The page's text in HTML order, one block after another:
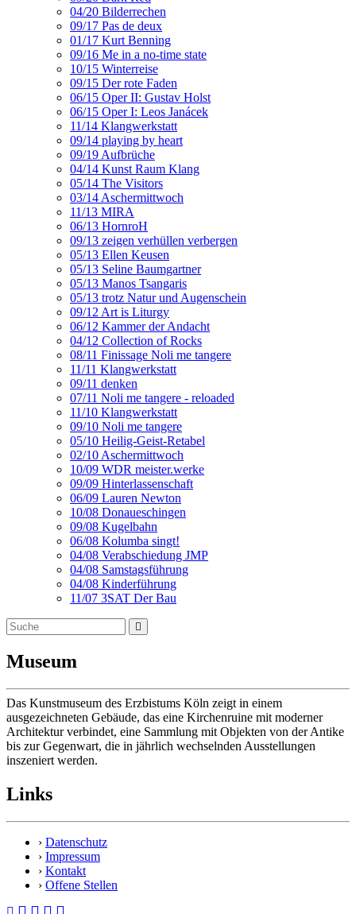
04/20 Bilderrechen
09/17 Pas de deux
01/17 Kurt Benning
09/16 Me in a no-time state
10/15 Winterreise
09/15 Der rote Faden
06/15 Oper II: Gustav Holst
06/15 Oper I: Leos Janácek
11/14 Klangwerkstatt
09/14 playing by heart
09/19 Aufbrüche
04/14 Kunst Raum Klang
05/14 The Visitors
03/14 Aschermittwoch
11/13 MIRA
06/13 HornroH
09/13 zeigen verhüllen verbergen
05/13 Ellen Keusen
05/13 Seline Baumgartner
05/13 Manos Tsangaris
05/13 trotz Natur und Augenschein
09/12 Art is Liturgy
06/12 Kammer der Andacht
04/12 Collection of Rocks
08/11 Finissage Noli me tangere
11/11 Klangwerkstatt
09/11 denken
07/11 Noli me tangere - reloaded
11/10 Klangwerkstatt
09/10 Noli me tangere
05/10 Heilig-Geist-Retabel
02/10 Aschermittwoch
10/09 WDR meister.werke
09/09 Hinterlassenschaft
06/09 Lauren Newton
10/08 Donaueschingen
09/08 Kugelbahn
06/08 Kolumba singt!
04/08 Verabschiedung JMP
04/08 Samstagsführung
04/08 Kinderführung
11/07 3SAT Der Bau
Museum
Das Kunstmuseum des Erzbistums Köln zeigt in einem
ausgezeichneten Gebäude, das eine Kirchenruine mit moderner
Architektur verbindet, eine Sammlung mit Objekten von der Antike
bis zur Gegenwart, die in jährlich wechselnden Ausstellungen
inszeniert werden.
Links
› Datenschutz
› Impressum
› Kontakt
› Offene Stellen